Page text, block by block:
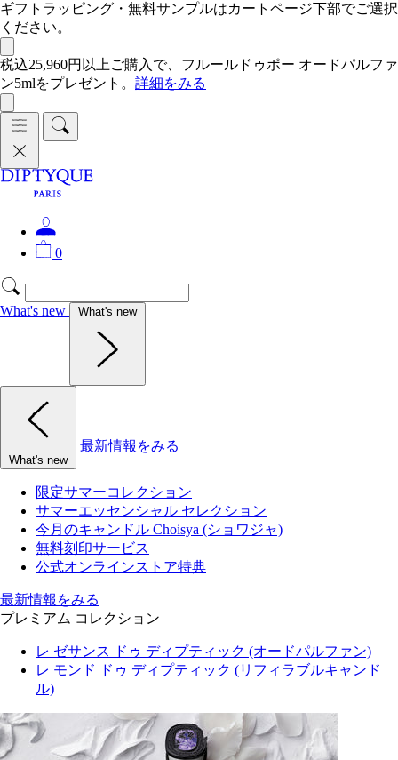
ギフトラッピング・無料サンプルはカートページ下部でご選択
ください。
税込25,960円以上ご購入で、フルールドゥポー オードパルファ
ン5mlをプレゼント。 詳細をみる
0
What's new What's new
What's new
最新情報をみる
限定サマーコレクション
サマーエッセンシャル セレクション
今月のキャンドル Choisya (ショワジャ)
無料刻印サービス
公式オンラインストア特典
最新情報をみる
プレミアム コレクション
レ ゼサンス ドゥ ディプティック (オードパルファン)
レ モンド ドゥ ディプティック (リフィラブルキャンド
ル)